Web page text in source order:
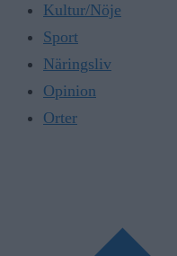
Kultur/Nöje
Sport
Näringsliv
Opinion
Orter